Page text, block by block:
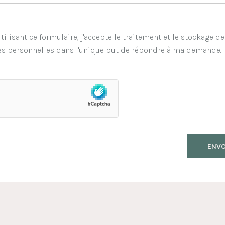
ce formulaire, j'accepte le traitement et le stockage
personnelles dans l'unique but de répondre à ma demande.